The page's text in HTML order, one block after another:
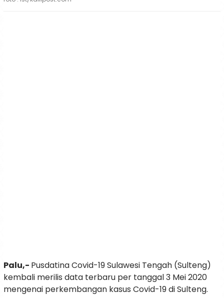
Palu,- Pusdatina Covid-19 Sulawesi Tengah (Sulteng)
kembali merilis data terbaru per tanggal 3 Mei 2020
mengenai perkembangan kasus Covid-19 di Sulteng.